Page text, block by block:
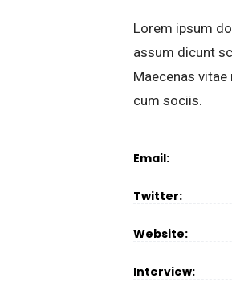
Lorem ipsum
assum dicunt
Maecenas
cum sociis.
Email:
Twitter:
Website:
Interview: